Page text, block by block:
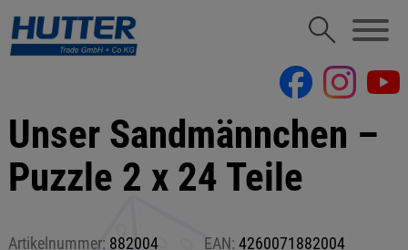
Unser Sandmännchen –
Puzzle 2 x 24 Teile
Artikelnummer: 882004 EAN: 4260071882004